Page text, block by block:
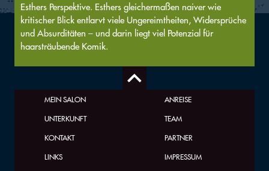
Esthers Perspektive. Esthers gleichermaßen naiver wie
kritischer Blick entlarvt viele Ungereimtheiten, Widersprüche
und Absurditäten – und darin liegt viel Potenzial für
haarsträubende Komik.
MEIN SALON
ANREISE
UNTERKUNFT
TEAM
KONTAKT
PARTNER
LINKS
IMPRESSUM